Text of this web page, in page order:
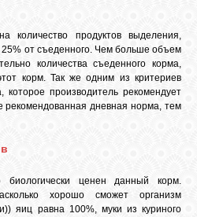
количество продуктов выделения,
от съеденного. Чем больше объем
количества съеденного корма,
корм. Так же одним из критериев
которое производитель рекомендует
рекомендованная дневная норма, тем
биологически ценен данный корм.
хорошо сможет организм
яиц равна 100%, муки из куриного